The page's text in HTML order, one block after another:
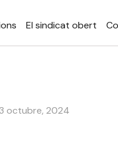
El sindicat obert
octubre, 2024